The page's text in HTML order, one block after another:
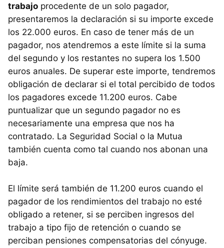
trabajo procedente de un solo pagador,
presentaremos la declaración si su importe excede
los 22.000 euros. En caso de tener más de un
pagador, nos atendremos a este límite si la suma
del segundo y los restantes no supera los 1.500
euros anuales. De superar este importe, tendremos
obligación de declarar si el total percibido de todos
los pagadores excede 11.200 euros. Cabe
puntualizar que un segundo pagador no es
necesariamente una empresa que nos ha
contratado. La Seguridad Social o la Mutua
también cuenta como tal cuando nos abonan una
baja.
El límite será también de 11.200 euros cuando el
pagador de los rendimientos del trabajo no esté
obligado a retener, si se perciben ingresos del
trabajo a tipo fijo de retención o cuando se
perciban pensiones compensatorias del cónyuge.